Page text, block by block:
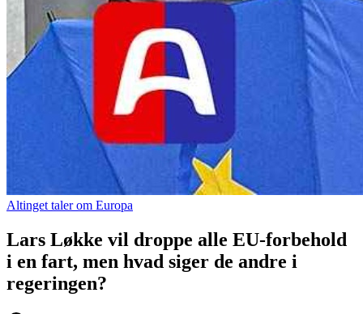
Altinget taler om Europa
Lars Løkke vil droppe alle EU-forbehold
i en fart, men hvad siger de andre i
regeringen?